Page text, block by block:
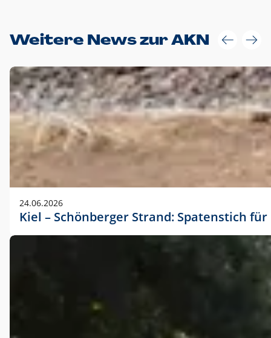
Weitere News zur AKN
24.06.2026
Kiel – Schönberger Strand: Spatenstich